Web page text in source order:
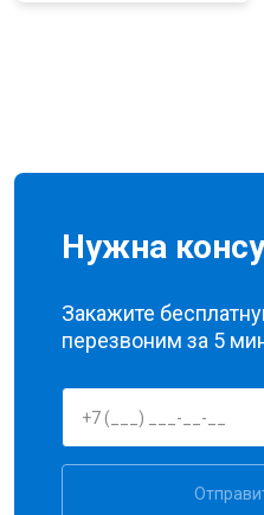
Нужна
Закажите
перезвоним за 5